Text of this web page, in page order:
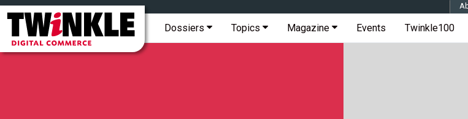
Twinkle
Digital
Commerce
Hoofdmenu
Dossiers Topics Magazine Events Twinkle100
Topmenu